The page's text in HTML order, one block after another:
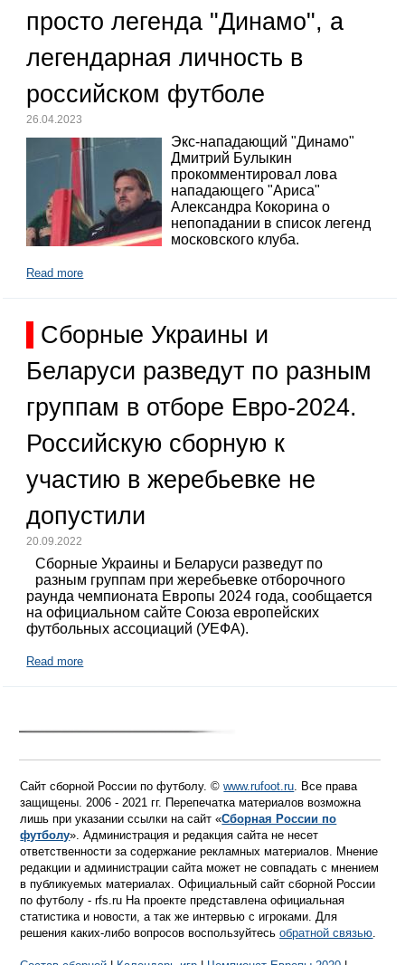
просто легенда "Динамо", а
легендарная личность в
российском футболе
26.04.2023
Экс-нападающий "Динамо"
Дмитрий Булыкин
прокомментировал лова
нападающего "Ариса"
Александра Кокорина о
непопадании в список легенд
московского клуба.
Read more
Сборные Украины и
Беларуси разведут по разным
группам в отборе Евро-2024.
Российскую сборную к
участию в жеребьевке не
допустили
20.09.2022
Сборные Украины и Беларуси разведут по
разным группам при жеребьевке отборочного
раунда чемпионата Европы 2024 года, сообщается
на официальном сайте Союза европейских
футбольных ассоциаций (УЕФА).
Read more
Сайт сборной России по футболу. ©www.rufoot.ru. Все права
защищены. 2006 - 2021 гг. Перепечатка материалов возможна
лишь при указании ссылки на сайт «Сборная России по
футболу». Администрация и редакция сайта не несет
ответственности за содержание рекламных материалов. Мнение
редакции и администрации сайта может не совпадать с мнением
в публикуемых материалах. Официальный сайт сборной России
по футболу - rfs.ru На проекте представлена официальная
статистика и новости, а так же интервью с игроками. Для
решения каких-либо вопросов воспользуйтесьобратной связью.